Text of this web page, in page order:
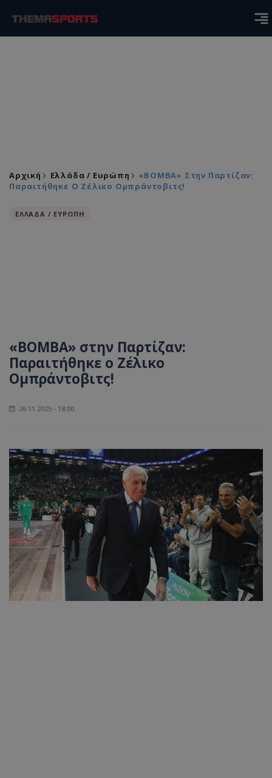
Αρχική Ελλάδα / Ευρώπη
«ΒΟΜΒΑ» Στην Παρτίζαν:
Παραιτήθηκε Ο Ζέλικο Ομπράντοβιτς!
ΕΛΛΑΔΑ / ΕΥΡΩΠΗ
«ΒΟΜΒΑ» στην Παρτίζαν:
Παραιτήθηκε ο Ζέλικο
Ομπράντοβιτς!
26.11.2025 - 18:00